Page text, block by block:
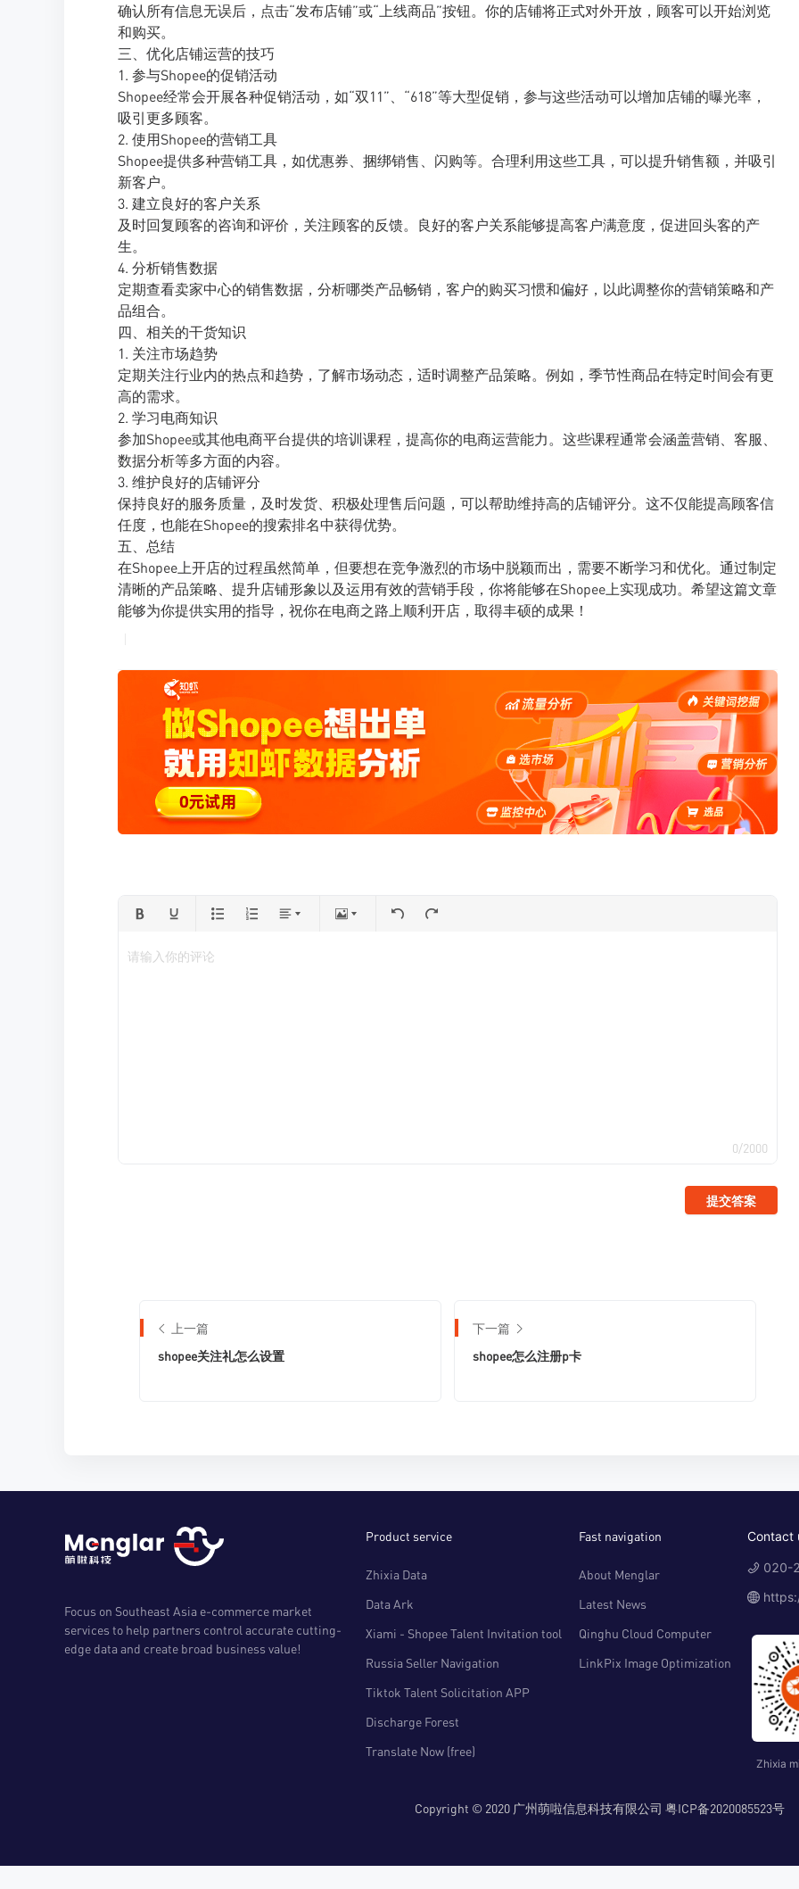
确认所有信息无误后，点击“发布店铺”或“上线商品”按钮。你的店铺将正式对外开放，顾客可以开始浏览
和购买。
三、优化店铺运营的技巧
1. 参与Shopee的促销活动
Shopee经常会开展各种促销活动，如“双11”、“618”等大型促销，参与这些活动可以增加店铺的曝光率，
吸引更多顾客。
2. 使用Shopee的营销工具
Shopee提供多种营销工具，如优惠券、捆绑销售、闪购等。合理利用这些工具，可以提升销售额，并吸引
新客户。
3. 建立良好的客户关系
及时回复顾客的咨询和评价，关注顾客的反馈。良好的客户关系能够提高客户满意度，促进回头客的产
生。
4. 分析销售数据
定期查看卖家中心的销售数据，分析哪类产品畅销，客户的购买习惯和偏好，以此调整你的营销策略和产
品组合。
四、相关的干货知识
1. 关注市场趋势
定期关注行业内的热点和趋势，了解市场动态，适时调整产品策略。例如，季节性商品在特定时间会有更
高的需求。
2. 学习电商知识
参加Shopee或其他电商平台提供的培训课程，提高你的电商运营能力。这些课程通常会涵盖营销、客服、
数据分析等多方面的内容。
3. 维护良好的店铺评分
保持良好的服务质量，及时发货、积极处理售后问题，可以帮助维持高的店铺评分。这不仅能提高顾客信
任度，也能在Shopee的搜索排名中获得优势。
五、总结
在Shopee上开店的过程虽然简单，但要想在竞争激烈的市场中脱颖而出，需要不断学习和优化。通过制定
清晰的产品策略、提升店铺形象以及运用有效的营销手段，你将能够在Shopee上实现成功。希望这篇文章
能够为你提供实用的指导，祝你在电商之路上顺利开店，取得丰硕的成果！
0/2000
请输入你的评论
提交答案
上一篇
shopee关注礼怎么设置
下一篇
shopee怎么注册p卡
Focus on Southeast Asia e-commerce market
services to help partners control accurate cutting-
edge data and create broad business value!
Product service
Zhixia Data
Data Ark
Xiami - Shopee Talent Invitation tool
Russia Seller Navigation
Tiktok Talent Solicitation APP
Discharge Forest
Translate Now (free)
Fast navigation
About Menglar
Latest News
Qinghu Cloud Computer
LinkPix Image Optimization
Contact
020-
Zhixia
Copyright © 2020 广州萌啦信息科技有限公司 粤ICP备2020085523号